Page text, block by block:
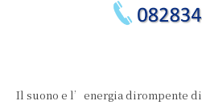
Il suono e l’energia dirompente di